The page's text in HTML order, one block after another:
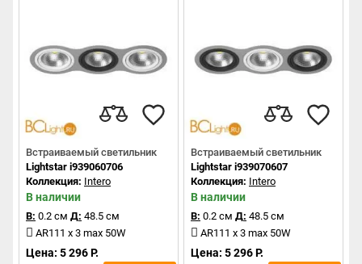
Встраиваемый светильник
Lightstar i939060706
Коллекция: Intero
В наличии
В: 0.2 см Д: 48.5 см
AR111 x 3 max 50W
Цена: 5 296 Р.
Встраиваемый светильник
Lightstar i939070607
Коллекция: Intero
В наличии
В: 0.2 см Д: 48.5 см
AR111 x 3 max 50W
Цена: 5 296 Р.